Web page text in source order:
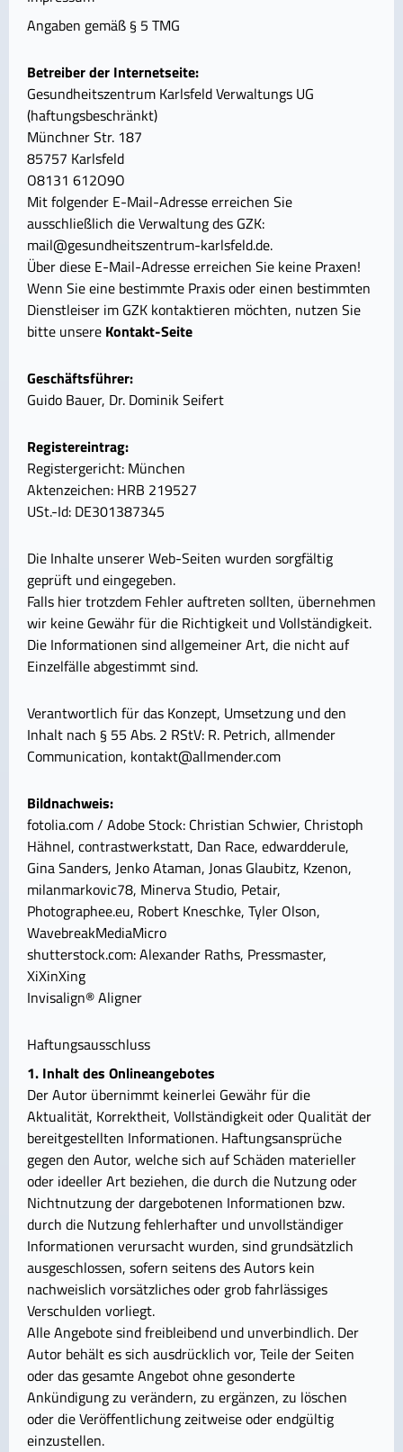
Angaben gemäß § 5 TMG
Betreiber der Internetseite:
Gesundheitszentrum Karlsfeld Verwaltungs UG
(haftungsbeschränkt)
Münchner Str. 187
85757 Karlsfeld
O8131 612O9O
Mit folgender E-Mail-Adresse erreichen Sie
ausschließlich die Verwaltung des GZK:
mail@gesundheitszentrum-karlsfeld.de.
Über diese E-Mail-Adresse erreichen Sie keine Praxen!
Wenn Sie eine bestimmte Praxis oder einen bestimmten
Dienstleiser im GZK kontaktieren möchten, nutzen Sie
bitte unsere Kontakt-Seite
Geschäftsführer:
Guido Bauer, Dr. Dominik Seifert
Registereintrag:
Registergericht: München
Aktenzeichen: HRB 219527
USt.-Id: DE301387345
Die Inhalte unserer Web-Seiten wurden sorgfältig
geprüft und eingegeben.
Falls hier trotzdem Fehler auftreten sollten, übernehmen
wir keine Gewähr für die Richtigkeit und Vollständigkeit.
Die Informationen sind allgemeiner Art, die nicht auf
Einzelfälle abgestimmt sind.
Verantwortlich für das Konzept, Umsetzung und den
Inhalt nach § 55 Abs. 2 RStV: R. Petrich, allmender
Communication, kontakt@allmender.com
Bildnachweis:
fotolia.com / Adobe Stock: Christian Schwier, Christoph
Hähnel, contrastwerkstatt, Dan Race, edwardderule,
Gina Sanders, Jenko Ataman, Jonas Glaubitz, Kzenon,
milanmarkovic78, Minerva Studio, Petair,
Photographee.eu, Robert Kneschke, Tyler Olson,
WavebreakMediaMicro
shutterstock.com: Alexander Raths, Pressmaster,
XiXinXing
Invisalign® Aligner
Haftungsausschluss
1. Inhalt des Onlineangebotes
Der Autor übernimmt keinerlei Gewähr für die
Aktualität, Korrektheit, Vollständigkeit oder Qualität der
bereitgestellten Informationen. Haftungsansprüche
gegen den Autor, welche sich auf Schäden materieller
oder ideeller Art beziehen, die durch die Nutzung oder
Nichtnutzung der dargebotenen Informationen bzw.
durch die Nutzung fehlerhafter und unvollständiger
Informationen verursacht wurden, sind grundsätzlich
ausgeschlossen, sofern seitens des Autors kein
nachweislich vorsätzliches oder grob fahrlässiges
Verschulden vorliegt.
Alle Angebote sind freibleibend und unverbindlich. Der
Autor behält es sich ausdrücklich vor, Teile der Seiten
oder das gesamte Angebot ohne gesonderte
Ankündigung zu verändern, zu ergänzen, zu löschen
oder die Veröffentlichung zeitweise oder endgültig
einzustellen.